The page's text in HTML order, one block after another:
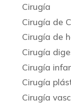
Cirugía
Cirugía de
Cirugía de
Cirugía
Cirugía
Cirugía
Cirugía